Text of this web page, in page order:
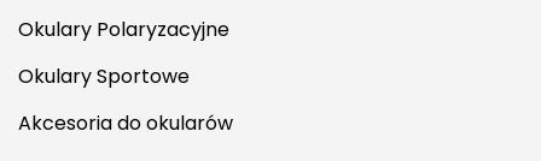
Okulary Polaryzacyjne
Okulary Sportowe
Akcesoria do okularów